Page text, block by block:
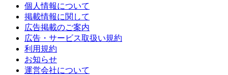
個人情報について
掲載情報に関して
広告掲載のご案内
広告・サービス取扱い規約
利用規約
お知らせ
運営会社について